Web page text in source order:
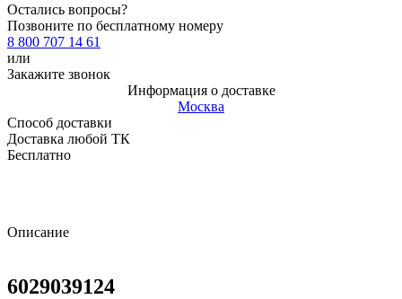
Остались вопросы?
Позвоните по бесплатному номеру
8 800 707 14 61
или
Закажите звонок
Информация о доставке
Москва
Способ доставки
Доставка любой ТК
Бесплатно
Описание
6029039124